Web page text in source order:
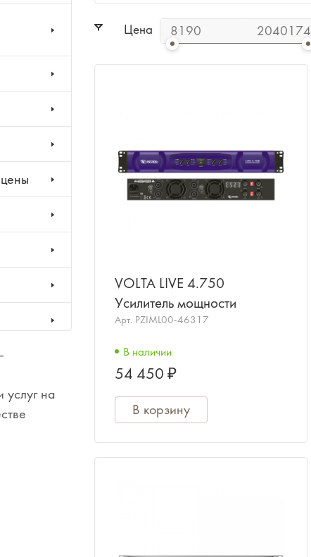
Цена
VOLTA LIVE 4.750
Усилитель мощности
Арт. PZIML00-46317
В наличии
54 450 ₽
В корзину
услуг на